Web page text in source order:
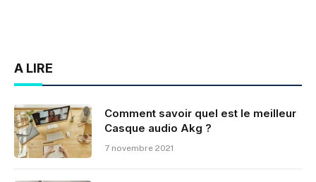
A LIRE
Comment savoir quel est le meilleur
Casque audio Akg ?
7 novembre 2021